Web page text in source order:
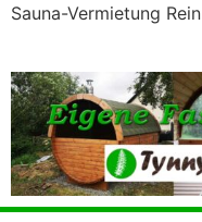
Sauna-Vermietung Rein